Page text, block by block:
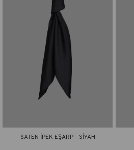
SATEN İPEK EŞARP - SİYAH